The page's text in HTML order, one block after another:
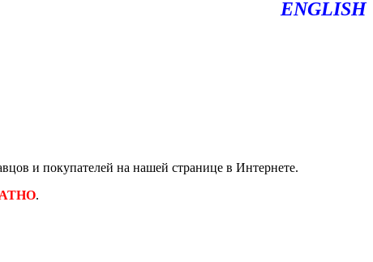
ENGLISH
и покупателей на нашей странице в Интернете.
.